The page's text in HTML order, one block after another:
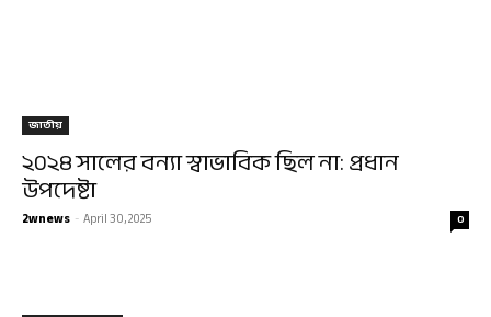
জাতীয়
২০২৪ সালের বন্যা স্বাভাবিক ছিল না: প্রধান
উপদেষ্টা
2wnews -April 30, 2025 0